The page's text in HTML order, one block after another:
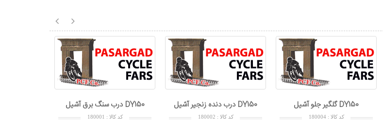
درب سنگ برق آشيل DY150
کد کالا : 180001
درب دنده زنجير آشيل DY150
کد کالا : 180002
گلگير جلو آشيل DY150
کد کالا : 180004